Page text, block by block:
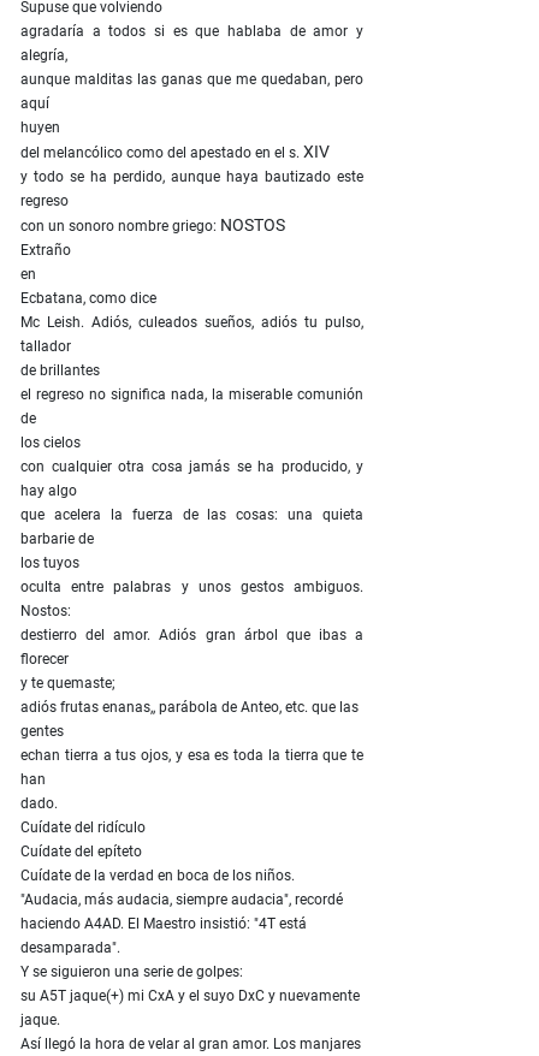
Supuse que volviendo
agradaría a todos si es que hablaba de amor y
alegría,
aunque malditas las ganas que me quedaban, pero
aquí
huyen
del melancólico como del apestado en el s. XIV
y todo se ha perdido, aunque haya bautizado este
regreso
con un sonoro nombre griego: NOSTOS
Extraño
en
Ecbatana, como dice
Mc Leish. Adiós, culeados sueños, adiós tu pulso,
tallador
de brillantes
el regreso no significa nada, la miserable comunión
de
los cielos
con cualquier otra cosa jamás se ha producido, y
hay algo
que acelera la fuerza de las cosas: una quieta
barbarie de
los tuyos
oculta entre palabras y unos gestos ambiguos.
Nostos:
destierro del amor. Adiós gran árbol que ibas a
florecer
y te quemaste;
adiós frutas enanas,, parábola de Anteo, etc. que las
gentes
echan tierra a tus ojos, y esa es toda la tierra que te
han
dado.
Cuídate del ridículo
Cuídate del epíteto
Cuídate de la verdad en boca de los niños.
"Audacia, más audacia, siempre audacia", recordé
haciendo A4AD. El Maestro insistió: "4T está
desamparada".
Y se siguieron una serie de golpes:
su A5T jaque(+) mi CxA y el suyo DxC y nuevamente
jaque.
Así llegó la hora de velar al gran amor. Los manjares